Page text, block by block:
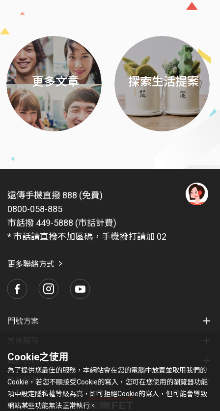
Previous
更多文章 探索生活提案
遠傳手機直撥 888 (免費)
0800-058-885
市話撥 449-5888 (市話計費)
* 市話請直撥不加區碼，手機撥打請加 02
更多聯絡方式
門號方案
關於我們
集團服務
Cookie之使用
為了提供您最佳的服務，本網站會在您的電腦中放置並取用我們的
Cookie，若您不願接受Cookie的寫入，您可在您使用的瀏覽器功能
項中設定隱私權等級為高，即可拒絕Cookie的寫入，但可能會導致
網站某些功能無法正常執行。